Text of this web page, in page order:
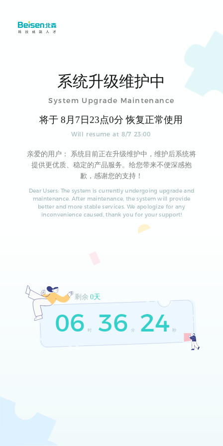
系统升级维护中
System Upgrade Maintenance
将于 8月 7 日23点0分 恢复正常使用
Will resume at8/7 23:00
亲爱的用户： 系统目前正在升级维护中，维护后系统将
提供更优质、稳定的产品服务。给您带来不便深感抱
歉，感谢您的支持！
Dear Users: The system is currently undergoing upgrade and
maintenance. After maintenance, the system will provide
better and more stable services. We apologize for any
inconvenience caused, thank you for your support!
剩余 0天
06 时 36 分 24 秒